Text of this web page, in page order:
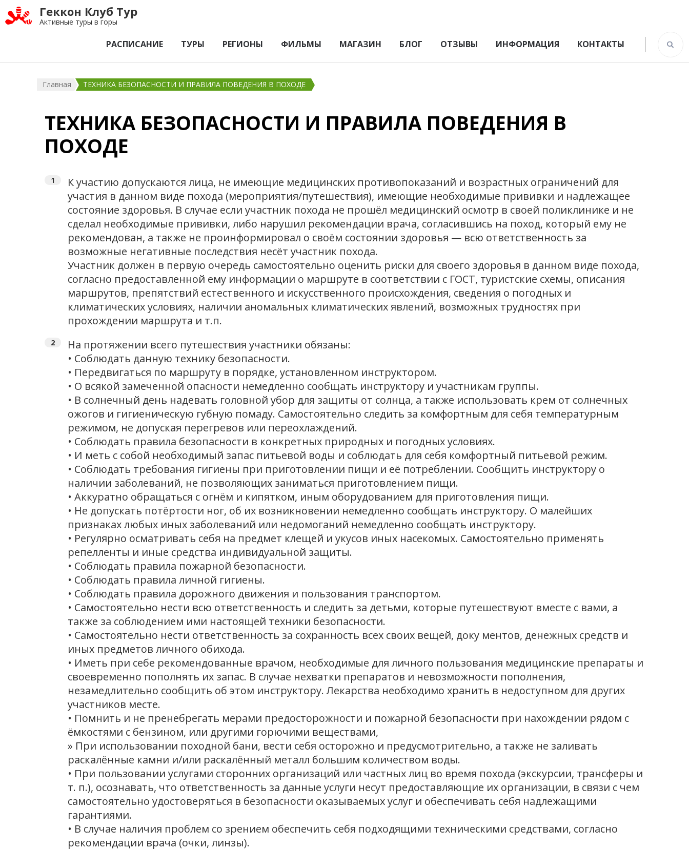
Геккон Клуб Тур
Активные туры в горы
РАСПИСАНИЕ ТУРЫ РЕГИОНЫ ФИЛЬМЫ МАГАЗИН БЛОГ ОТЗЫВЫ ИНФОРМАЦИЯ КОНТАКТЫ
Главная ТЕХНИКА БЕЗОПАСНОСТИ И ПРАВИЛА ПОВЕДЕНИЯ В ПОХОДЕ
ТЕХНИКА БЕЗОПАСНОСТИ И ПРАВИЛА ПОВЕДЕНИЯ В
ПОХОДЕ
К участию допускаются лица, не имеющие медицинских противопоказаний и возрастных ограничений для
участия в данном виде похода (мероприятия/путешествия), имеющие необходимые прививки и надлежащее
состояние здоровья. В случае если участник похода не прошёл медицинский осмотр в своей поликлинике и не
сделал необходимые прививки, либо нарушил рекомендации врача, согласившись на поход, который ему не
рекомендован, а также не проинформировал о своём состоянии здоровья — всю ответственность за
возможные негативные последствия несёт участник похода.
Участник должен в первую очередь самостоятельно оценить риски для своего здоровья в данном виде похода,
согласно предоставленной ему информации о маршруте в соответствии с ГОСТ, туристские схемы, описания
маршрутов, препятствий естественного и искусственного происхождения, сведения о погодных и
климатических условиях, наличии аномальных климатических явлений, возможных трудностях при
прохождении маршрута и т.п.
На протяжении всего путешествия участники обязаны:
• Соблюдать данную технику безопасности.
• Передвигаться по маршруту в порядке, установленном инструктором.
• О всякой замеченной опасности немедленно сообщать инструктору и участникам группы.
• В солнечный день надевать головной убор для защиты от солнца, а также использовать крем от солнечных
ожогов и гигиеническую губную помаду. Самостоятельно следить за комфортным для себя температурным
режимом, не допуская перегревов или переохлаждений.
• Соблюдать правила безопасности в конкретных природных и погодных условиях.
• И меть с собой необходимый запас питьевой воды и соблюдать для себя комфортный питьевой режим.
• Соблюдать требования гигиены при приготовлении пищи и её потреблении. Сообщить инструктору о
наличии заболеваний, не позволяющих заниматься приготовлением пищи.
• Аккуратно обращаться с огнём и кипятком, иным оборудованием для приготовления пищи.
• Не допускать потёртости ног, об их возникновении немедленно сообщать инструктору. О малейших
признаках любых иных заболеваний или недомоганий немедленно сообщать инструктору.
• Регулярно осматривать себя на предмет клещей и укусов иных насекомых. Самостоятельно применять
репелленты и иные средства индивидуальной защиты.
• Соблюдать правила пожарной безопасности.
• Соблюдать правила личной гигиены.
• Соблюдать правила дорожного движения и пользования транспортом.
• Самостоятельно нести всю ответственность и следить за детьми, которые путешествуют вместе с вами, а
также за соблюдением ими настоящей техники безопасности.
• Самостоятельно нести ответственность за сохранность всех своих вещей, доку ментов, денежных средств и
иных предметов личного обихода.
• Иметь при себе рекомендованные врачом, необходимые для личного пользования медицинские препараты и
своевременно пополнять их запас. В случае нехватки препаратов и невозможности пополнения,
незамедлительно сообщить об этом инструктору. Лекарства необходимо хранить в недоступном для других
участников месте.
• Помнить и не пренебрегать мерами предосторожности и пожарной безопасности при нахождении рядом с
ёмкостями с бензином, или другими горючими веществами,
» При использовании походной бани, вести себя осторожно и предусмотрительно, а также не заливать
раскалённые камни и/или раскалённый металл большим количеством воды.
• При пользовании услугами сторонних организаций или частных лиц во время похода (экскурсии, трансферы и
т. п.), осознавать, что ответственность за данные услуги несут предоставляющие их организации, в связи с чем
самостоятельно удостоверяться в безопасности оказываемых услуг и обеспечивать себя надлежащими
гарантиями.
• В случае наличия проблем со зрением обеспечить себя подходящими техническими средствами, согласно
рекомендации врача (очки, линзы).